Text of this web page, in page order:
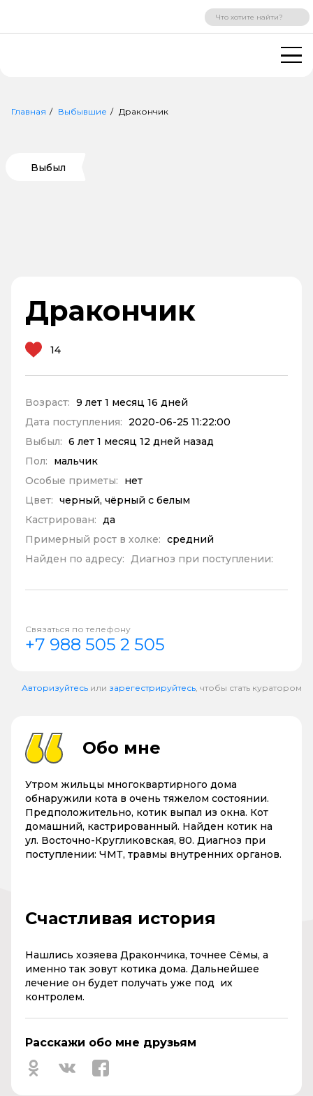
ВХОД РЕГИСТРАЦИЯ
Главная Выбывшие Дракончик
Выбыл
Дракончик
14
Возраст: 9 лет 1 месяц 16 дней
Дата поступления:
2020-06-25 11:22:00
Выбыл: 6 лет 1 месяц 12 дней назад
Пол:
мальчик
Особые приметы:
нет
Цвет: черный, чёрный с белым
Кастрирован: да
Примерный рост в холке: средний
Найден по адресу: Диагноз при поступлении:
Связаться по телефону
+7 988 505 2 505
Авторизуйтесь или зарегестрируйтесь , чтобы стать куратором
Обо мне
Утром жильцы многоквартирного дома
обнаружили кота в очень тяжелом состоянии.
Предположительно, котик выпал из окна. Кот
домашний, кастрированный. Найден котик на
ул. Восточно-Кругликовская, 80. Диагноз при
поступлении: ЧМТ, травмы внутренних органов.
Счастливая история
Нашлись хозяева Дракончика, точнее Сёмы, а
именно так зовут котика дома. Дальнейшее
лечение он будет получать уже под их
контролем.
Расскажи обо мне друзьям